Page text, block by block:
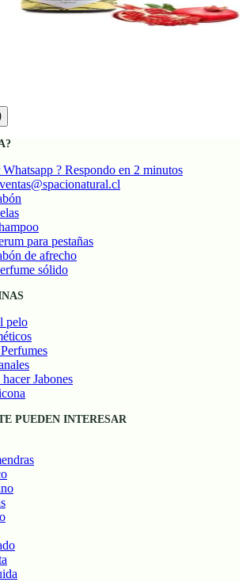
? Respondo en 2 minutos
para pestañas
de afrecho
sólido
pelo
Jabones
PUEDEN INTERESAR